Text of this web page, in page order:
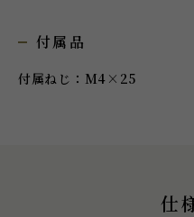
付属品
付属ねじ：M4×25
仕